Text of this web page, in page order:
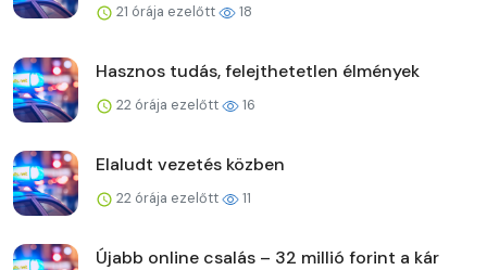
21 órája ezelőtt 18
Hasznos tudás, felejthetetlen élmények
22 órája ezelőtt 16
Elaludt vezetés közben
22 órája ezelőtt 11
Újabb online csalás – 32 millió forint a kár